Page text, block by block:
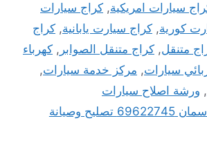
سيارات امريكية, كراج سيارات
كورية, كراج سيارت يابانية, كراج
متنقل, كراج متنقل الصوابر , كهرباء
سيارات, مركز خدمة سيارات,
, ورشة اصلاح سيارات
كراج متنقل دسمان 69622745 تصليح وصيانة